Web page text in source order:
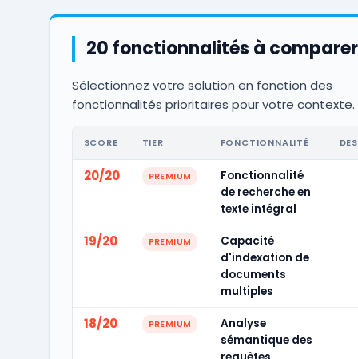
20 fonctionnalités à comparer
Sélectionnez votre solution en fonction des
fonctionnalités prioritaires pour votre contexte.
SCORE TIER FONCTIONNALITÉ
20/20 PREMIUM
Fonctionnalité
de recherche en
texte intégral
19/20 PREMIUM
Capacité
d'indexation de
documents
multiples
18/20 PREMIUM
Analyse
sémantique des